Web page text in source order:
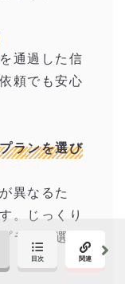
通過した信
頼でも安心
ランを選び
異なるた
。じっくり
ランを選べ